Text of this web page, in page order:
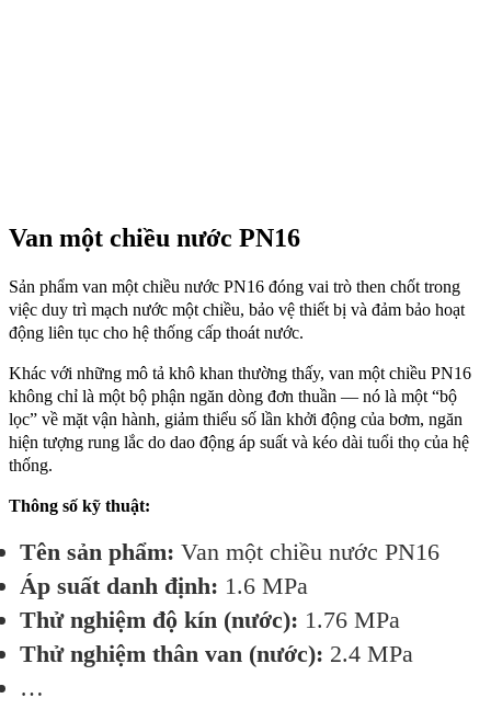
Van một chiều nước PN16
Sản phẩm van một chiều nước PN16 đóng vai trò then chốt trong
việc duy trì mạch nước một chiều, bảo vệ thiết bị và đảm bảo hoạt
động liên tục cho hệ thống cấp thoát nước.
Khác với những mô tả khô khan thường thấy, van một chiều PN16
không chỉ là một bộ phận ngăn dòng đơn thuần — nó là một “bộ
lọc” về mặt vận hành, giảm thiểu số lần khởi động của bơm, ngăn
hiện tượng rung lắc do dao động áp suất và kéo dài tuổi thọ của hệ
thống.
Thông số kỹ thuật:
Tên sản phẩm: Van một chiều nước PN16
Áp suất danh định: 1.6 MPa
Thử nghiệm độ kín (nước): 1.76 MPa
Thử nghiệm thân van (nước): 2.4 MPa
…